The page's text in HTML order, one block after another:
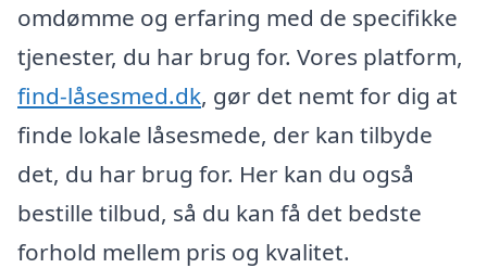
omdømme og erfaring med de specifikke
tjenester, du har brug for. Vores platform,
find-låsesmed.dk, gør det nemt for dig at
finde lokale låsesmede, der kan tilbyde
det, du har brug for. Her kan du også
bestille tilbud, så du kan få det bedste
forhold mellem pris og kvalitet.